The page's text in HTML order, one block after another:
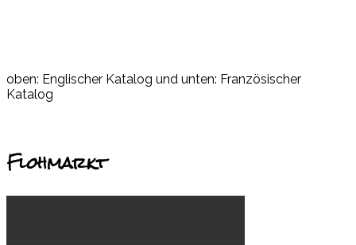
oben: Englischer Katalog und unten: Französischer
Katalog
Flohmarkt